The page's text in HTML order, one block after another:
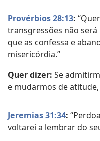
Provérbios 28:13:
transgressões não
que as confessa e
misericórdia.”
Quer dizer: Se
e mudarmos de
Jeremias 31:34:
voltarei a lembrar do